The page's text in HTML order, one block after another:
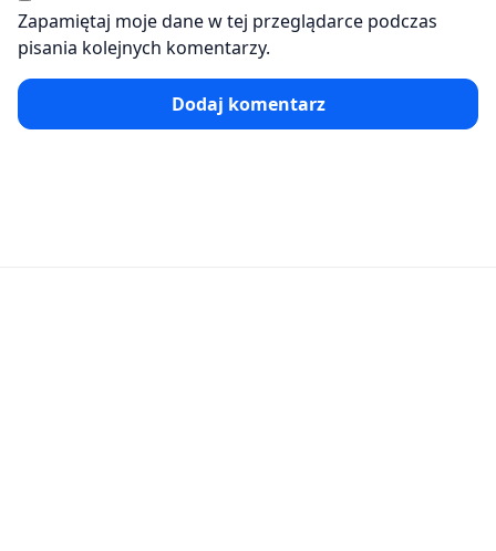
Zapamiętaj moje dane w tej przeglądarce podczas
pisania kolejnych komentarzy.
Dodaj komentarz